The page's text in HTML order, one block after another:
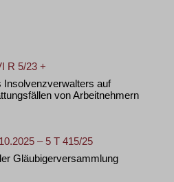
R 5/23 +
Insolvenzverwalters auf
von Arbeitnehmern
– 5 T 415/25
Gläubigerversammlung